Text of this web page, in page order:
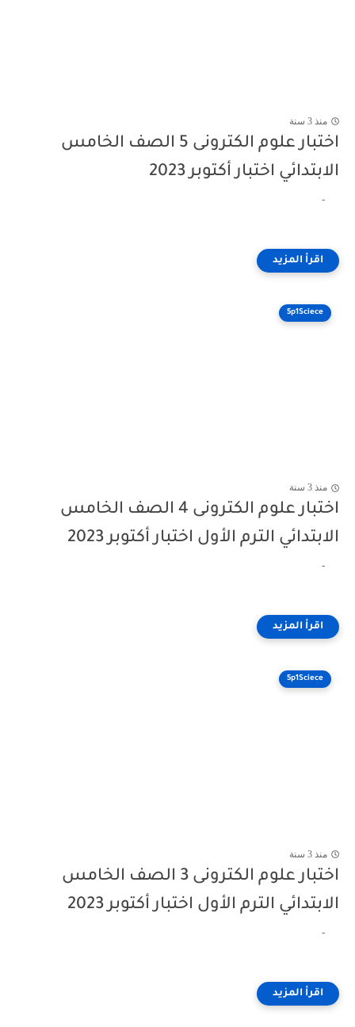
منذ 3 سنة
اختبار علوم الكترونى 5 الصف الخامس
الابتدائي اختبار أكتوبر 2023
-
5p1Sciece
منذ 3 سنة
اختبار علوم الكترونى 4 الصف الخامس
الابتدائي الترم الأول اختبار أكتوبر 2023
-
5p1Sciece
منذ 3 سنة
اختبار علوم الكترونى 3 الصف الخامس
الابتدائي الترم الأول اختبار أكتوبر 2023
-